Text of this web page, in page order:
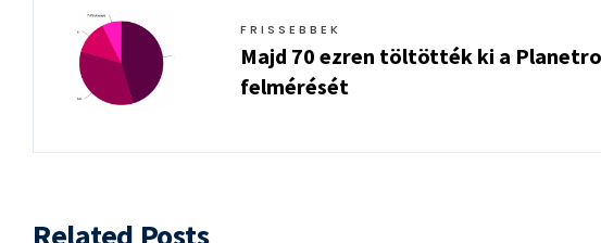
FRISSEBBEK
Majd 70 ezren töltötték ki a
felmérését